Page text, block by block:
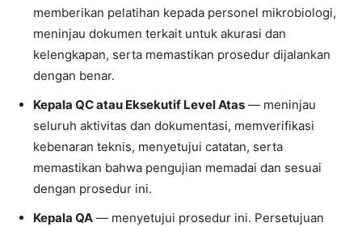
memberikan pelatihan kepada personel mikrobiologi,
meninjau dokumen terkait untuk akurasi dan
kelengkapan, serta memastikan prosedur dijalankan
dengan benar.
Kepala QC atau Eksekutif Level Atas — meninjau
seluruh aktivitas dan dokumentasi, memverifikasi
kebenaran teknis, menyetujui catatan, serta
memastikan bahwa pengujian memadai dan sesuai
dengan prosedur ini.
Kepala QA — menyetujui prosedur ini. Persetujuan